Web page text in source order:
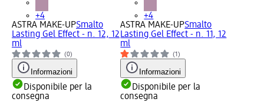
+4
ASTRA MAKE-UPSmalto
Lasting Gel Effect - n. 12, 12
ml
(0)
Informazioni
Disponibile per la
consegna
+4
ASTRA MAKE-UPSmalto
Lasting Gel Effect - n. 11, 12
ml
(1)
Informazioni
Disponibile per la
consegna